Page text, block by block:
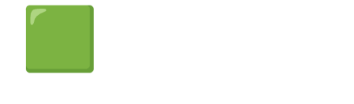
🟩